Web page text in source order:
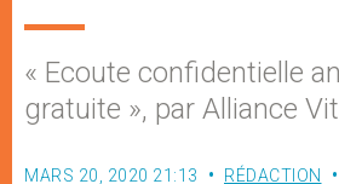
« Ecoute confidentielle
gratuite », par Alliance
MARS 20, 2020 21:13 RÉDACTION